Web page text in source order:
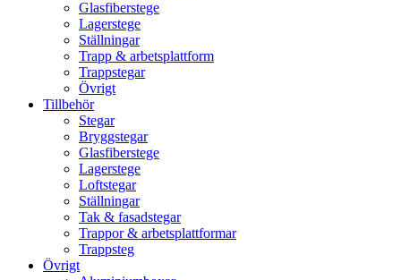
Glasfiberstege
Lagerstege
Ställningar
Trapp & arbetsplattform
Trappstegar
Övrigt
Tillbehör
Stegar
Bryggstegar
Glasfiberstege
Lagerstege
Loftstegar
Ställningar
Tak & fasadstegar
Trappor & arbetsplattformar
Trappsteg
Övrigt